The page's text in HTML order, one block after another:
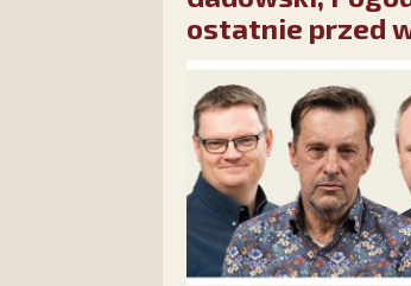
ostatnie przed